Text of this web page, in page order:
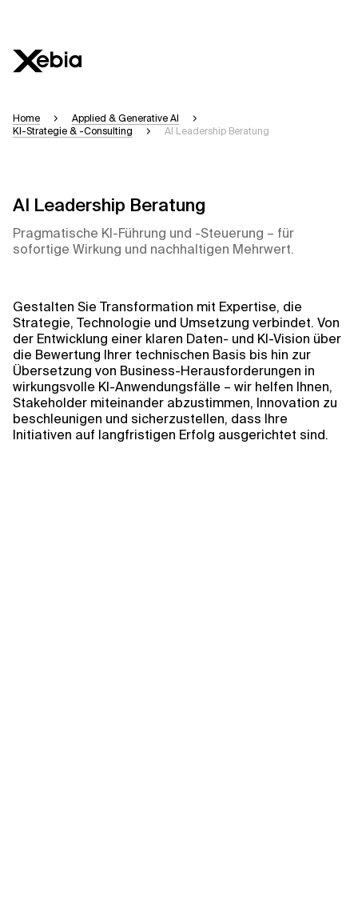
Antwort
Kontextdateien
Home
Applied & Generative AI
KI-Strategie & -Consulting
AI Leadership Beratung
AI Leadership Beratung
Pragmatische KI-Führung und -Steuerung – für
sofortige Wirkung und nachhaltigen Mehrwert.
Gestalten Sie Transformation mit Expertise, die
Strategie, Technologie und Umsetzung verbindet. Von
der Entwicklung einer klaren Daten- und KI-Vision über
die Bewertung Ihrer technischen Basis bis hin zur
Übersetzung von Business-Herausforderungen in
wirkungsvolle KI-Anwendungsfälle – wir helfen Ihnen,
Stakeholder miteinander abzustimmen, Innovation zu
beschleunigen und sicherzustellen, dass Ihre
Initiativen auf langfristigen Erfolg ausgerichtet sind.